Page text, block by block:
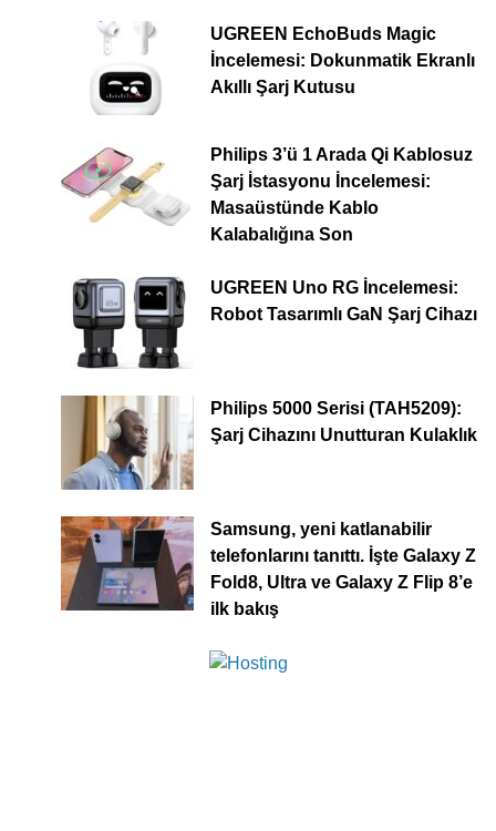
UGREEN EchoBuds Magic
İncelemesi: Dokunmatik Ekranlı
Akıllı Şarj Kutusu
Philips 3’ü 1 Arada Qi Kablosuz
Şarj İstasyonu İncelemesi:
Masaüstünde Kablo
Kalabalığına Son
UGREEN Uno RG İncelemesi:
Robot Tasarımlı GaN Şarj Cihazı
Philips 5000 Serisi (TAH5209):
Şarj Cihazını Unutturan Kulaklık
Samsung, yeni katlanabilir
telefonlarını tanıttı. İşte Galaxy Z
Fold8, Ultra ve Galaxy Z Flip 8’e
ilk bakış